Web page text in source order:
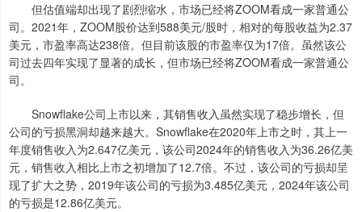
但估值端却出现了剧烈缩水，市场已经将ZOOM看成一家普通公
司。2021年，ZOOM股价达到588美元/股时，相对的每股收益为2.37
美元，市盈率高达238倍。但目前该股的市盈率仅为17倍。虽然该公
司过去四年实现了显著的成长，但市场已经将ZOOM看成一家普通公
司。
Snowflake公司上市以来，其销售收入虽然实现了稳步增长，但
公司的亏损黑洞却越来越大。Snowflake在2020年上市之时，其上一
年度销售收入为2.647亿美元，该公司2024年的销售收入为36.26亿美
元，销售收入相比上市之初增加了12.7倍。不过，该公司的亏损却呈
现了扩大之势，2019年该公司的亏损为3.485亿美元，2024年该公司
的亏损是12.86亿美元。